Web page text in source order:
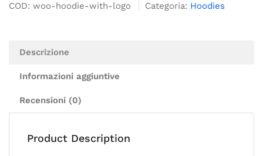
COD: woo-hoodie-with-logo Categoria: Hoodies
Descrizione
Informazioni aggiuntive
Recensioni (0)
Product Description